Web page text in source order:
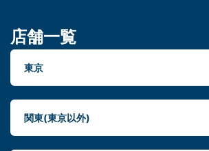
店舗一覧
東京
関東(東京以外)